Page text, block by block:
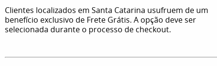
Clientes localizados em Santa Catarina usufruem de um
benefício exclusivo de Frete Grátis. A opção deve ser
selecionada durante o processo de checkout.